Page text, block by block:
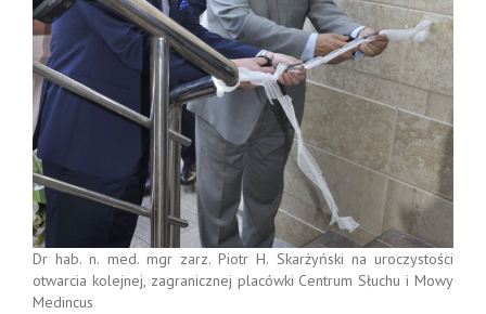
Dr hab. n. med. mgr zarz. Piotr H. Skarżyński na uroczystości
otwarcia kolejnej, zagranicznej placówki Centrum Słuchu i Mowy
Medincus